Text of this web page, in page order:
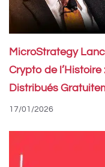
MicroStrategy
Crypto de l’Histoire
Distribués
17/01/2026